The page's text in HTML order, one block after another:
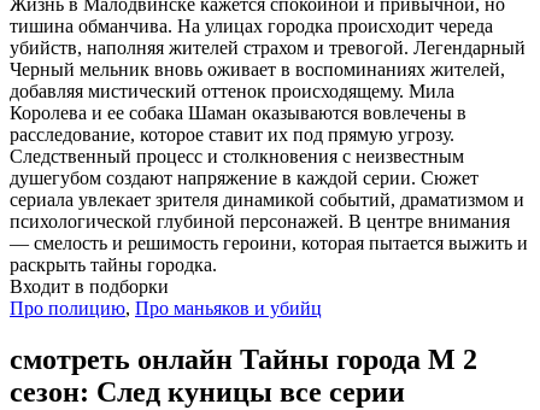
Жизнь в Малодвинске кажется спокойной и привычной, но
тишина обманчива. На улицах городка происходит череда
убийств, наполняя жителей страхом и тревогой. Легендарный
Черный мельник вновь оживает в воспоминаниях жителей,
добавляя мистический оттенок происходящему. Мила
Королева и ее собака Шаман оказываются вовлечены в
расследование, которое ставит их под прямую угрозу.
Следственный процесс и столкновения с неизвестным
душегубом создают напряжение в каждой серии. Сюжет
сериала увлекает зрителя динамикой событий, драматизмом и
психологической глубиной персонажей. В центре внимания
— смелость и решимость героини, которая пытается выжить и
раскрыть тайны городка.
Входит в подборки
Про полицию, Про маньяков и убийц
смотреть онлайн Тайны города М 2
сезон: След куницы все серии